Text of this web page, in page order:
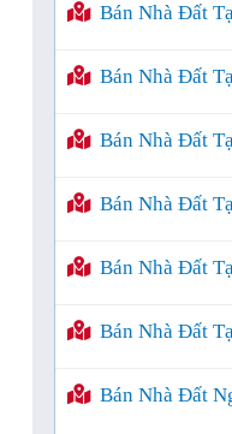
Bán Nhà Đất
Bán Nhà Đất
Bán Nhà Đất
Bán Nhà Đất
Bán Nhà Đất
Bán Nhà Đất
Bán Nhà Đất